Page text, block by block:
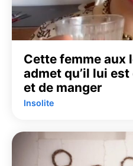
Cette femme aux
admet qu’il lui
et de manger
Insolite